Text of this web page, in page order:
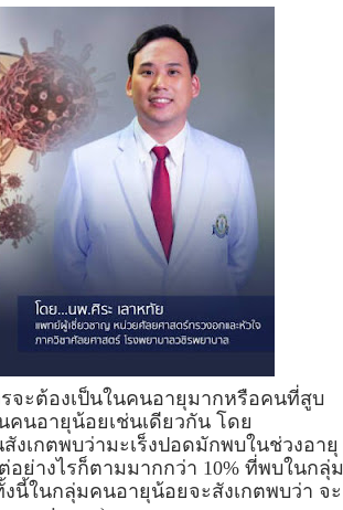
จะต้องเป็นในคนอายุมากหรือคนที่สูบ
คนอายุน้อยเช่นเดียวกัน โดย
งเกตพบว่ามะเร็งปอดมักพบในช่วงอายุ
ย่างไรก็ตามมากกว่า 10% ที่พบในกลุ่ม
นี้ในกลุ่มคนอายุน้อยจะสังเกตพบว่า จะ